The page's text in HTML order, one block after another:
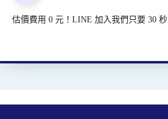
估價費用 0 元！LINE 加入我們只要 30 秒